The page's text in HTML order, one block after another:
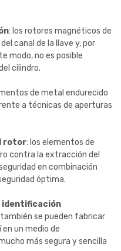
: los rotores magnéticos de
canal de la llave y, por
modo, no es posible
cilindro.
de metal endurecido
a técnicas de aperturas
rotor: los elementos de
contra la extracción del
en combinación
óptima.
identificación
se pueden fabricar
un medio de
más segura y sencilla